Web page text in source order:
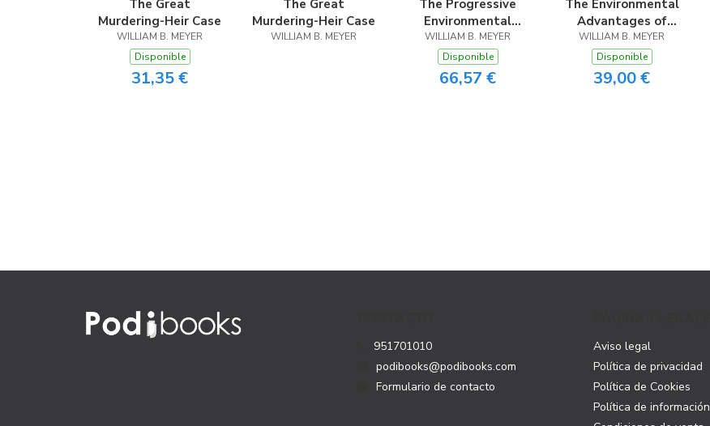
The Great
Murdering-Heir Case
WILLIAM B. MEYER
Disponible
31,35 €
The Great
Murdering-Heir Case
WILLIAM B. MEYER
The Progressive
Environmental
Prometheans
WILLIAM B. MEYER
Disponible
66,57 €
The Environmental
Advantages of
Cities
WILLIAM B. MEYER
Disponible
39,00 €
951701010
podibooks@podibooks.com
Formulario de contacto
Aviso legal
Política de privacidad
Política de Cookies
Política de información